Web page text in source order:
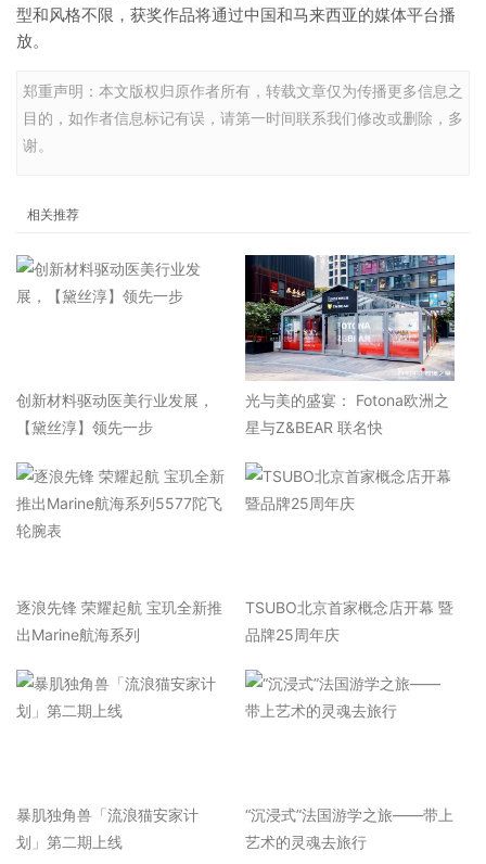
型和风格不限，获奖作品将通过中国和马来西亚的媒体平台播
放。
郑重声明：本文版权归原作者所有，转载文章仅为传播更多信息之
目的，如作者信息标记有误，请第一时间联系我们修改或删除，多
谢。
相关推荐
​创新材料驱动医美行业发展，
【黛丝淳】领先一步
光与美的盛宴： Fotona欧洲之
星与Z&BEAR 联名快
逐浪先锋 荣耀起航 宝玑全新推
出Marine航海系列
TSUBO北京首家概念店开幕 暨
品牌25周年庆
暴肌独角兽「流浪猫安家计
划」第二期上线
“沉浸式”法国游学之旅——带上
艺术的灵魂去旅行